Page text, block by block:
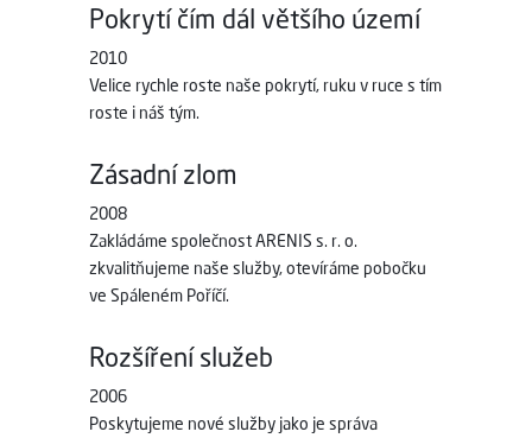
Pokrytí čím dál většího území
2010
Velice rychle roste naše pokrytí, ruku v ruce s tím
roste i náš tým.
Zásadní zlom
2008
Zakládáme společnost ARENIS s. r. o.
zkvalitňujeme naše služby, otevíráme pobočku
ve Spáleném Poříčí.
Rozšíření služeb
2006
Poskytujeme nové služby jako je správa